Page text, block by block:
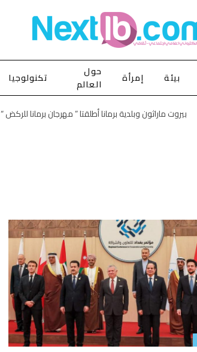
بيئة إمرأة
حول
العالم
تكنولوجيا
بيروت ماراثون وبلدية برمانا أطلقتا ” مهرجان برمانا للركض “